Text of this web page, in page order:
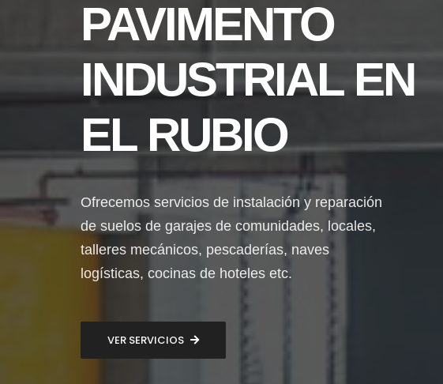
PAVIMENTO
INDUSTRIAL EN
EL RUBIO
Ofrecemos servicios de instalación y reparación
de suelos de garajes de comunidades, locales,
talleres mecánicos, pescaderías, naves
logísticas, cocinas de hoteles etc.
VER SERVICIOS